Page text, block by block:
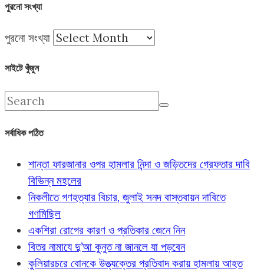
পুরনো সংখ্যা
পুরনো সংখ্যা
সাইটে খুঁজুন
সর্বাধিক পঠিত
শান্তা ফারজানার ওপর হামলার নিন্দা ও জড়িতদের গ্রেফতার দাবি
বিভিন্ন মহলের
নিকলীতে গণহত্যার বিচার, জুলাই সনদ বাস্তবায়ন দাবিতে
গণমিছিল
একশিরা রোগের কারণ ও প্রতিকার জেনে নিন
বিতর নামাযে দু’আ কুনুত না জানলে যা পড়বেন
কুলিয়ারচরে বোনকে উত্ত্যক্তের প্রতিবাদ করায় হামলায় আহত